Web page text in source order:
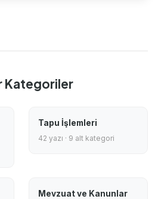
Kategoriler
Tapu İşlemleri
42 yazı · 9 alt kategori
Mevzuat ve Kanunlar